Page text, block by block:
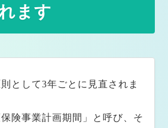
ます
として3年ごとに見直されま
険事業計画期間」と呼び、そ